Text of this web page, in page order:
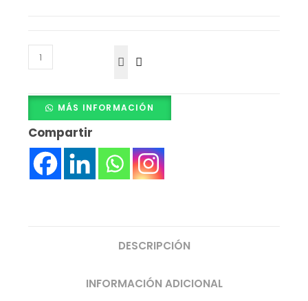
MÁS INFORMACIÓN
Compartir
DESCRIPCIÓN
INFORMACIÓN ADICIONAL